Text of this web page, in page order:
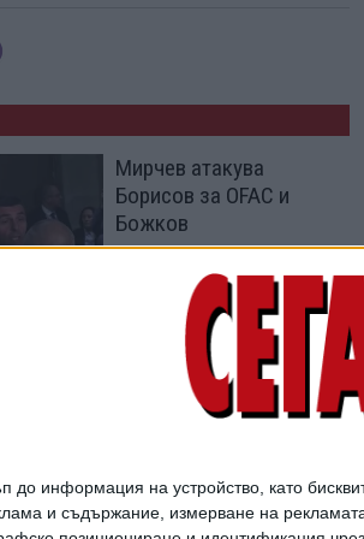
информация на устройство, като
и съдържание, измерване на
Мирчев атакува
Борисов за OFAC и
Божков
03 Авг. 2026
ГЕРБ дава бюджета на
Конституционния съд